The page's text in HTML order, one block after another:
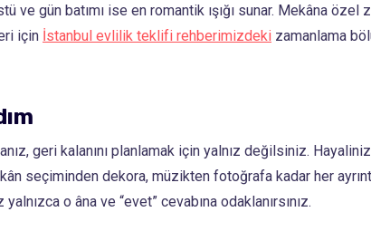
ve gün batımı ise en romantik ışığı sunar. Mekâna özel
için İstanbul evlilik teklifi rehberimizdeki zamanlama
geri kalanını planlamak için yalnız değilsiniz.
seçiminden dekora, müzikten fotoğrafa kadar her
o âna ve “evet” cevabına odaklanırsınız.